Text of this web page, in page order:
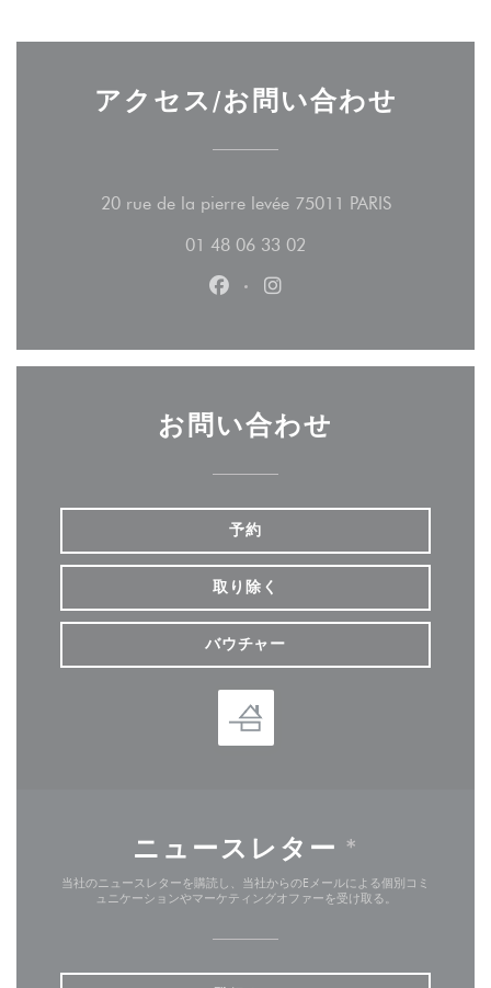
アクセス/お問い合わせ
20 rue de la pierre levée 75011 PARIS((新しいウ
01 48 06 33 02
Facebook ((新しいウィンドウ
Instagram ((新しいウィ
お問い合わせ
予約
取り除く
バウチャー
ニュースレター *
当社のニュースレターを購読し、当社からのEメールによる個別コミ
ュニケーションやマーケティングオファーを受け取る。